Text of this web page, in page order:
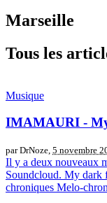
Marseille
Tous les
Musique
IMAMAURI -
par DrNoze, 5 novembre
Il y a deux nouveaux
Soundcloud. My dark
chroniques Melo-